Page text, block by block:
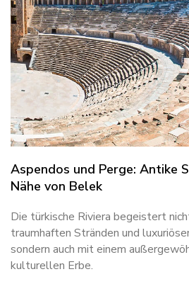
Aspendos und Perge: Antike
Nähe von Belek
Die türkische Riviera begeistert
traumhaften Stränden und
sondern auch mit einem
kulturellen Erbe.